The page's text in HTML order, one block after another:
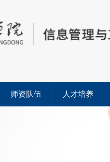
师资队伍 人才培养